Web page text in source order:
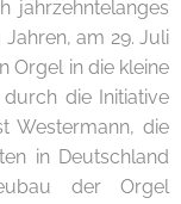
jahrzehntelanges
am 29. Juli
Orgel in die kleine
die Initiative
Westermann, die
in Deutschland
der Orgel